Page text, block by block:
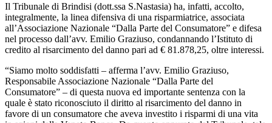
Il Tribunale di Brindisi (dott.ssa S.Nastasia) ha, infatti, accolto,
integralmente, la linea difensiva di una risparmiatrice, associata
all’Associazione Nazionale “Dalla Parte del Consumatore” e difesa
nel processo dall’avv. Emilio Graziuso, condannando l’Istituto di
credito al risarcimento del danno pari ad € 81.878,25, oltre interessi.
“Siamo molto soddisfatti – afferma l’avv. Emilio Graziuso,
Responsabile Associazione Nazionale “Dalla Parte del
Consumatore” – di questa nuova ed importante sentenza con la
quale è stato riconosciuto il diritto al risarcimento del danno in
favore di un consumatore che aveva investito i risparmi di una vita